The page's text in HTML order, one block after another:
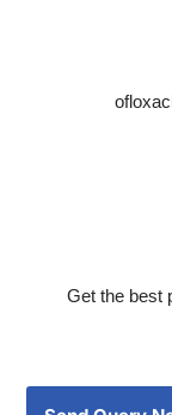
Get the best